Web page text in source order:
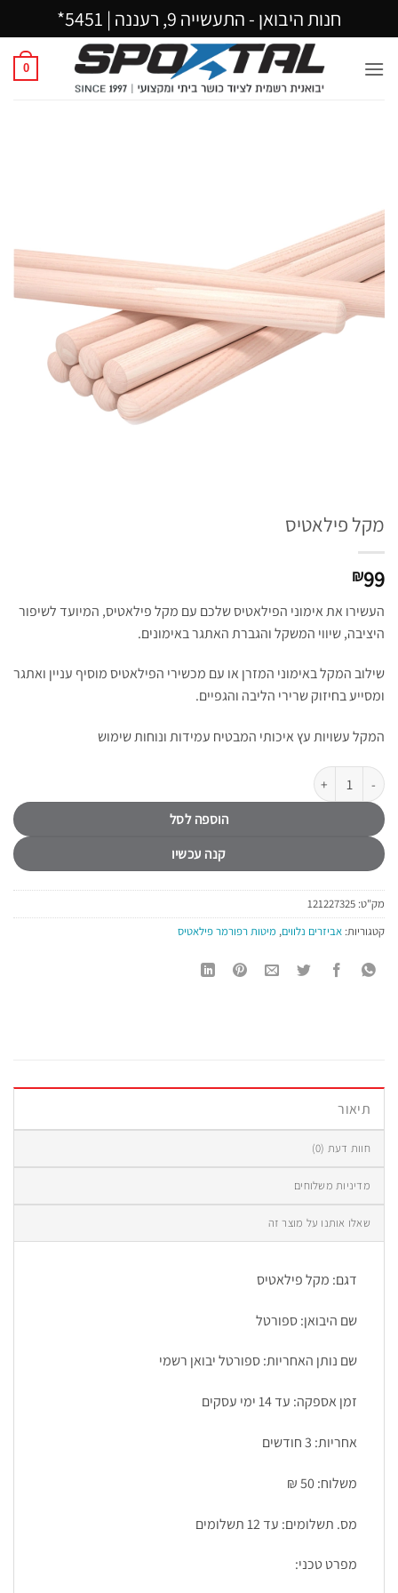
חנות היבואן - התעשייה 9, רעננה | 5451*
0
מקל פילאטיס
₪99
העשירו את אימוני הפילאטיס שלכם עם מקל פילאטיס, המיועד לשיפור
היציבה, שיווי המשקל והגברת האתגר באימונים.
שילוב המקל באימוני המזרן או עם מכשירי הפילאטיס מוסיף עניין ואתגר
ומסייע בחיזוק שרירי הליבה והגפיים.
המקל עשויות עץ איכותי המבטיח עמידות ונוחות שימוש
כמות של מקל פילאטיס
הוספה לסל
קנה עכשיו
מק"ט: 121227325
קטגוריות: אביזרים נלווים, מיטות רפורמר פילאטיס
תיאור
חוות דעת (0)
מדיניות משלוחים
שאלו אותנו על מוצר זה
דגם: מקל פילאטיס
שם היבואן: ספורטל
שם נותן האחריות: ספורטל יבואן רשמי
זמן אספקה: עד 14 ימי עסקים
אחריות: 3 חודשים
משלוח: 50 ₪
מס. תשלומים: עד 12 תשלומים
מפרט טכני: